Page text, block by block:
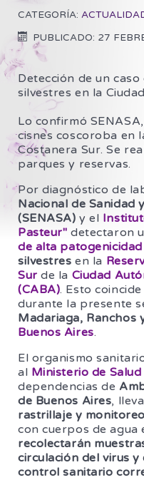
CATEGORÍA:
PUBLICADO: 27
Detección de un
silvestres en la
Lo confirmó
cisnes coscoroba en
Costanera Sur. Se
parques y reservas.
Por diagnóstico de
Nacional de Sanidad
(SENASA) y el
Pasteur" detectaron
de alta
silvestres en la
Sur de la Ciudad
(CABA). Esto
durante la presente
Madariaga, Ranchos
Buenos Aires.
El organismo
al Ministerio de
dependencias de
de Buenos Aires,
rastrillaje y monitoreo
con cuerpos de agua
recolectarán
circulación del virus
control sanitario